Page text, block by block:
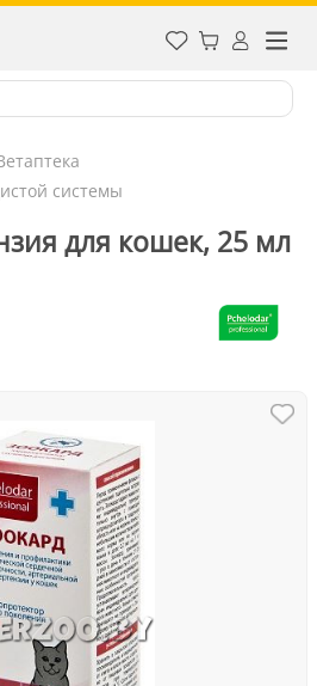
системы
для кошек, 25 мл